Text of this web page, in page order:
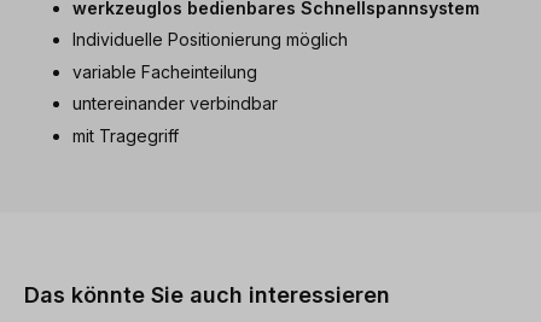
werkzeuglos bedienbares Schnellspannsystem
Individuelle Positionierung möglich
variable Facheinteilung
untereinander verbindbar
mit Tragegriff
Das könnte Sie auch interessieren